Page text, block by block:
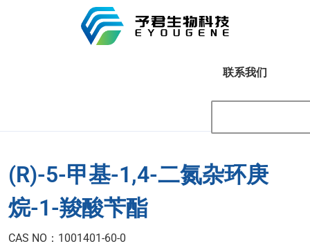
联系我们
(R)-5-甲基-1,4-二氮杂环庚
烷-1-羧酸苄酯
CAS NO：1001401-60-0